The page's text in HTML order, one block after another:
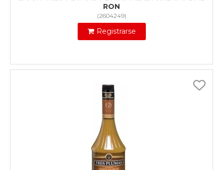
RON
(2604249)
Registrarse